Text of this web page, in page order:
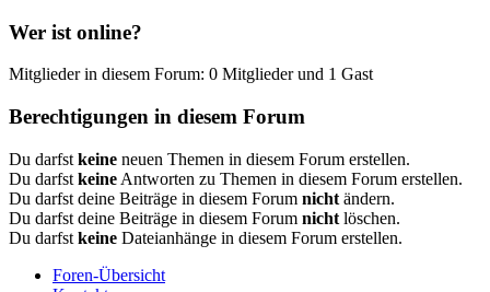
Wer ist online?
Mitglieder in diesem Forum: 0 Mitglieder und 1 Gast
Berechtigungen in diesem Forum
Du darfst keine neuen Themen in diesem Forum erstellen.
Du darfst keine Antworten zu Themen in diesem Forum erstellen.
Du darfst deine Beiträge in diesem Forum nicht ändern.
Du darfst deine Beiträge in diesem Forum nicht löschen.
Du darfst keine Dateianhänge in diesem Forum erstellen.
Foren-Übersicht